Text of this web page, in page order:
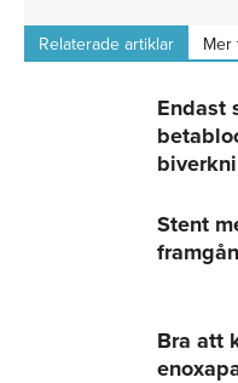
Relaterade artiklar Mer
Endast
Stent
Bra att